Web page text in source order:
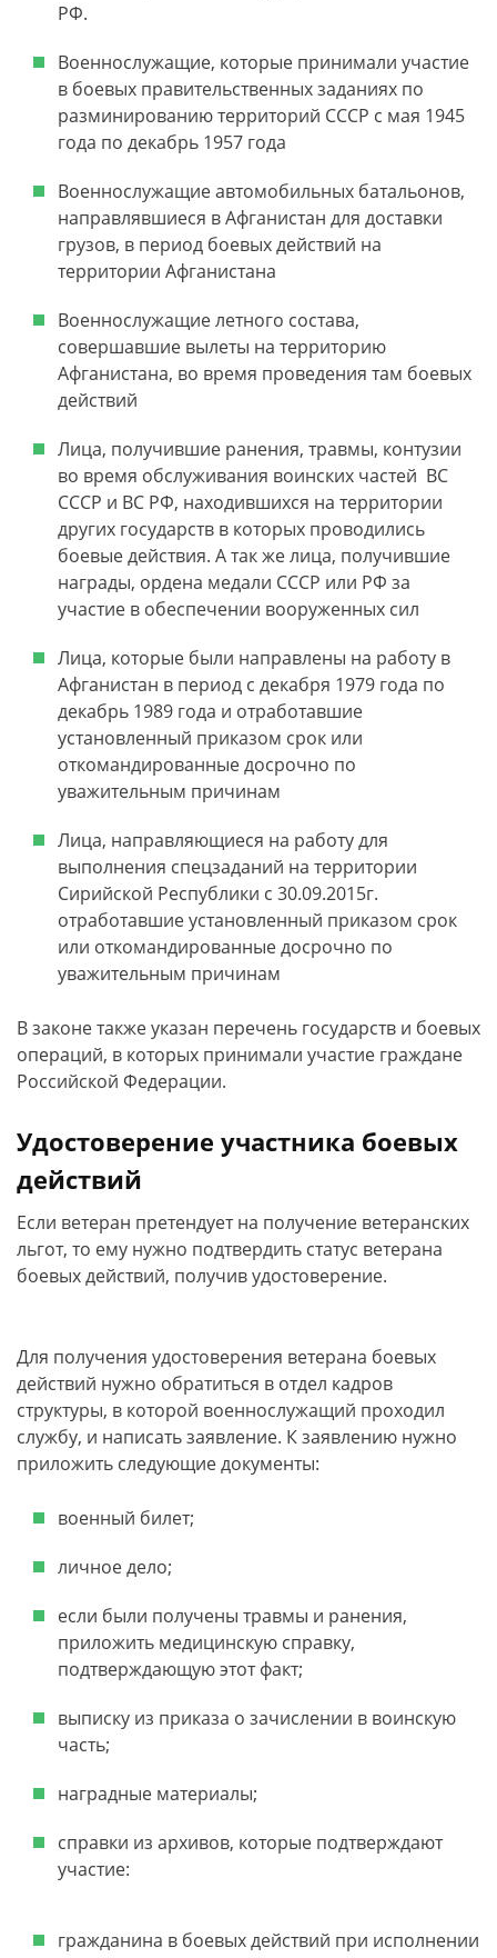
РФ.
Военнослужащие, которые принимали участие
в боевых правительственных заданиях по
разминированию территорий СССР с мая 1945
года по декабрь 1957 года
Военнослужащие автомобильных батальонов,
направлявшиеся в Афганистан для доставки
грузов, в период боевых действий на
территории Афганистана
Военнослужащие летного состава,
совершавшие вылеты на территорию
Афганистана, во время проведения там боевых
действий
Лица, получившие ранения, травмы, контузии
во время обслуживания воинских частей ВС
СССР и ВС РФ, находившихся на территории
других государств в которых проводились
боевые действия. А так же лица, получившие
награды, ордена медали СССР или РФ за
участие в обеспечении вооруженных сил
Лица, которые были направлены на работу в
Афганистан в период с декабря 1979 года по
декабрь 1989 года и отработавшие
установленный приказом срок или
откомандированные досрочно по
уважительным причинам
Лица, направляющиеся на работу для
выполнения спецзаданий на территории
Сирийской Республики с 30.09.2015г.
отработавшие установленный приказом срок
или откомандированные досрочно по
уважительным причинам
В законе также указан перечень государств и боевых
операций, в которых принимали участие граждане
Российской Федерации.
Удостоверение участника боевых
действий
Если ветеран претендует на получение ветеранских
льгот, то ему нужно подтвердить статус ветерана
боевых действий, получив удостоверение.
Для получения удостоверения ветерана боевых
действий нужно обратиться в отдел кадров
структуры, в которой военнослужащий проходил
службу, и написать заявление. К заявлению нужно
приложить следующие документы:
военный билет;
личное дело;
если были получены травмы и ранения,
приложить медицинскую справку,
подтверждающую этот факт;
выписку из приказа о зачислении в воинскую
часть;
наградные материалы;
справки из архивов, которые подтверждают
участие:
гражданина в боевых действий при исполнении